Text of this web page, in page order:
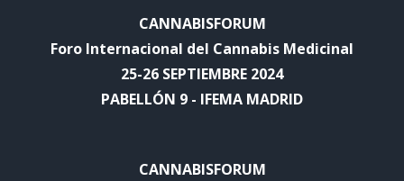
CANNABISFORUM
Foro Internacional del Cannabis Medicinal
25-26 SEPTIEMBRE 2024
PABELLÓN 9 - IFEMA MADRID
CANNABISFORUM